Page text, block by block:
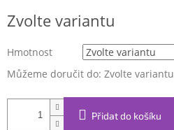
cena:
Zvolte variantu
Hmotnost
Můžeme doručit do: Zvolte variantu
Přidat do košíku